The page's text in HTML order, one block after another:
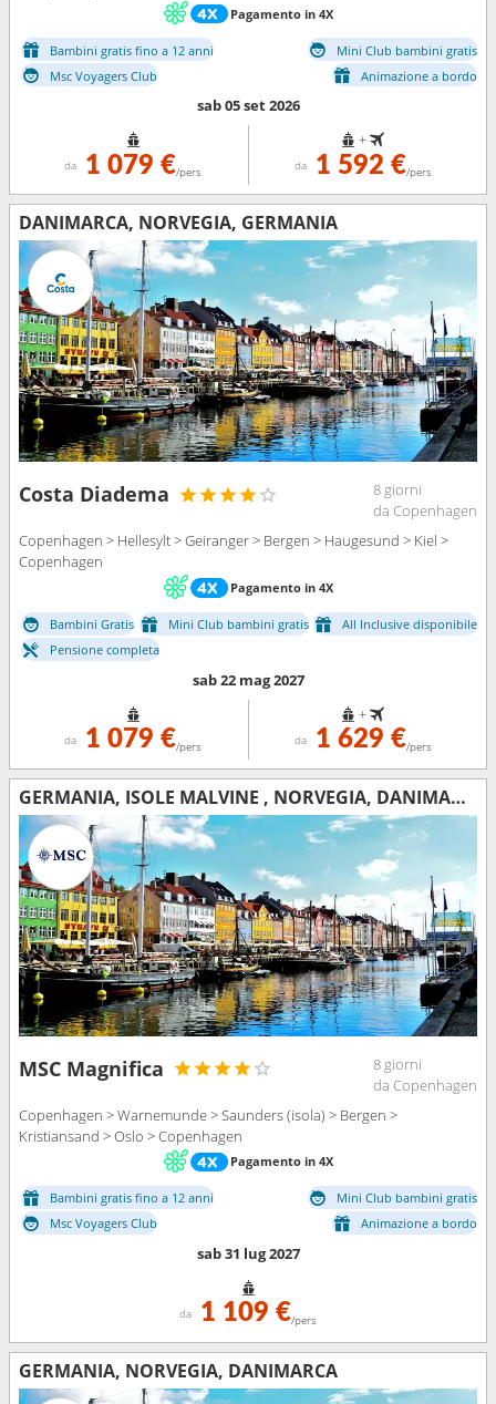
Pagamento in 4X
Bambini gratis fino a 12 anni
Mini Club bambini gratis
Msc Voyagers Club
Animazione a bordo
sab 05 set 2026
da 1 079 €/pers
+
da 1 592 €/pers
DANIMARCA, NORVEGIA, GERMANIA
Costa Diadema
8 giorni
da Copenhagen
Copenhagen > Hellesylt > Geiranger > Bergen > Haugesund > Kiel >
Copenhagen
Pagamento in 4X
Bambini Gratis Mini Club bambini gratis
All Inclusive disponibile
Pensione completa
sab 22 mag 2027
da 1 079 €/pers
+
da 1 629 €/pers
GERMANIA, ISOLE MALVINE , NORVEGIA, DANIMARCA
MSC Magnifica
8 giorni
da Copenhagen
Copenhagen > Warnemunde > Saunders (isola) > Bergen >
Kristiansand > Oslo > Copenhagen
Pagamento in 4X
Bambini gratis fino a 12 anni
Mini Club bambini gratis
Msc Voyagers Club
Animazione a bordo
sab 31 lug 2027
da 1 109 €/pers
GERMANIA, NORVEGIA, DANIMARCA